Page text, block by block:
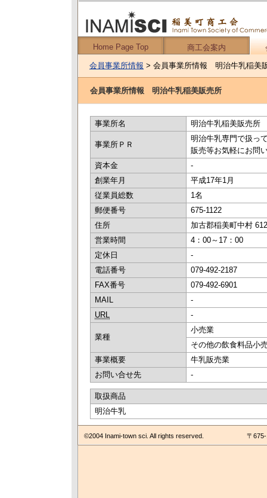
Home Page Top 商工会案内
会員事業所情報 > 会員事業所情報 明治牛乳稲美
会員事業所情報 明治牛乳稲美販売所
事業所名 明治牛乳稲美販売所
事業所ＰＲ
明治牛乳専門で扱っ
販売等お気軽にお問
資本金
-
創業年月
平成17年1月
従業員総数
1名
郵便番号
675-1122
住所
加古郡稲美町中村
営業時間
4：00～17：00
定休日
-
電話番号
079-492-2187
FAX番号
079-492-6901
MAIL
-
URL
-
業種
小売業
その他の飲食料品小
事業概要
牛乳販売業
お問い合せ先
-
取扱商品
明治牛乳
〒
©2004 Inami-town sci. All rights reserved.